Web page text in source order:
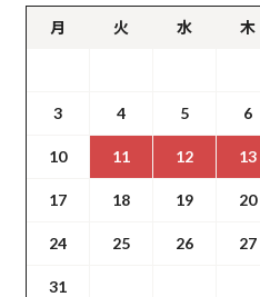
月 火 水 木
3 4 5 6
10 11 12 13
17 18 19 20
24 25 26 27
31